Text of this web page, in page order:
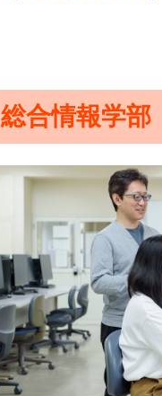
総合情報学部